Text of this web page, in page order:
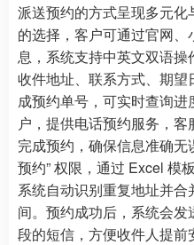
派送预约的方式呈现多元
的选择，客户可通过官网
息，系统支持中英文双语
收件地址、联系方式、期
成预约单号，可实时查询
户，提供电话预约服务，
完成预约，确保信息准确无
预约” 权限，通过 Excel 模
系统自动识别重复地址并
间。预约成功后，系统会
段的短信，方便收件人提前